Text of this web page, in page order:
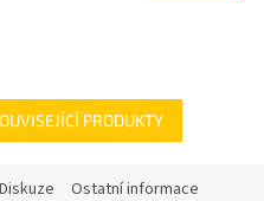
PRODUKTY
Diskuze Ostatní informace